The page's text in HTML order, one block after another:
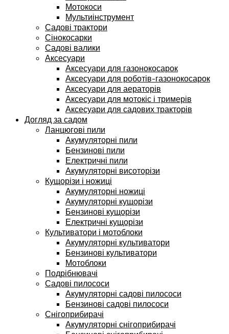
Мотокоси
Мультиінструмент
Садові трактори
Сінокосарки
Садові валики
Аксесуари
Аксесуари для газонокосарок
Аксесуари для роботів-газонокосарок
Аксесуари для аераторів
Аксесуари для мотокіс і тримерів
Аксесуари для садових тракторів
Догляд за садом
Ланцюгові пили
Акумуляторні пили
Бензинові пили
Електричні пили
Акумуляторні висоторізи
Кущорізи і ножиці
Акумуляторні ножиці
Акумуляторні кущорізи
Бензинові кущорізи
Електричні кущорізи
Культиватори і мотоблоки
Акумуляторні культиватори
Бензинові культиватори
Мотоблоки
Подрібнювачі
Садові пилососи
Акумуляторні садові пилососи
Бензинові садові пилососи
Снігоприбирачі
Акумуляторні снігоприбирачі